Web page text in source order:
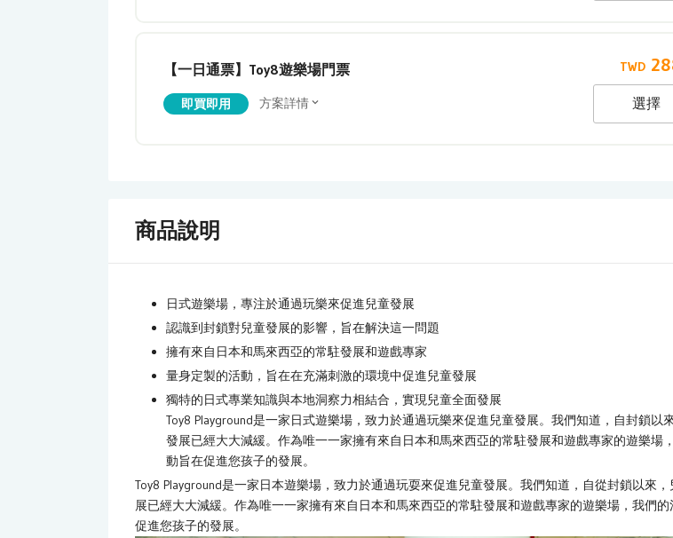
【一日通票】Toy8遊樂場門票
即買即用 方案詳情 選擇
商品說明
日式遊樂場，專注於通過玩樂來促進兒童發展
認識到封鎖對兒童發展的影響，旨在解決這一問題
擁有來自日本和馬來西亞的常駐發展和遊戲專家
量身定製的活動，旨在在充滿刺激的環境中促進兒童發展
獨特的日式專業知識與本地洞察力相結合，實現兒童全面發展
Toy8 Playground是一家日式遊樂場，致力於通過玩樂來促進兒童發展。我們知道，自封鎖以
發展已經大大減緩。作為唯一一家擁有來自日本和馬來西亞的常駐發展和遊戲專家的遊樂場
動旨在促進您孩子的發展。
Toy8 Playground是一家日本遊樂場，致力於通過玩耍來促進兒童發展。我們知道，自從封鎖以來，
展已經大大減緩。作為唯一一家擁有來自日本和馬來西亞的常駐發展和遊戲專家的遊樂場，我們
促進您孩子的發展。